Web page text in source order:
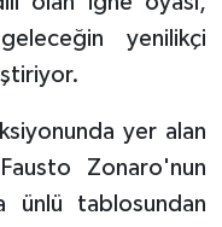
yenilikçi
yer alan
Zonaro'nun
ünlü tablosundan